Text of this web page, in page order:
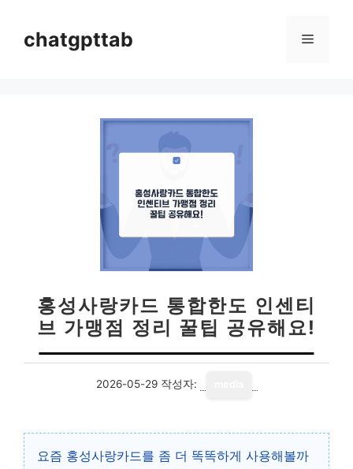
chatgpttab 메
홍성사랑카드 통합한도 인센티
브 가맹점 정리 꿀팁 공유해요!
2026-05-29 작성자:
요즘 홍성사랑카드를 좀 더 똑똑하게 사용해볼까